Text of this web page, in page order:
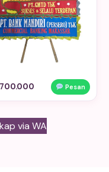
Pesan
via WA